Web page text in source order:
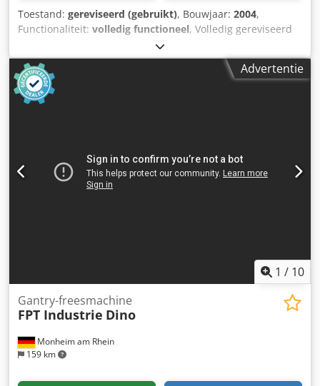
Toestand: gereviseerd (gebruikt), Bouwjaar: 2004,
Functionaliteit: volledig functioneel, Volledig gereviseerd
freeshoofd van een Gleason Pfauter P210L - bouwjaar
2004. Dkedpfx Aqozr Hd Rsusr
Advertentie
1 / 10
Monheim am Rhein
159 km
Gantry-freesmachine
FPT Industrie Dino